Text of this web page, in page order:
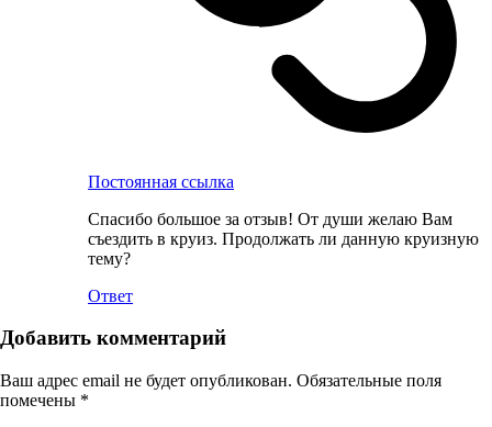
Постоянная ссылка
Спасибо большое за отзыв! От души желаю Вам
съездить в круиз. Продолжать ли данную круизную
тему?
Ответ
Добавить комментарий
Ваш адрес email не будет опубликован. Обязательные поля
помечены *